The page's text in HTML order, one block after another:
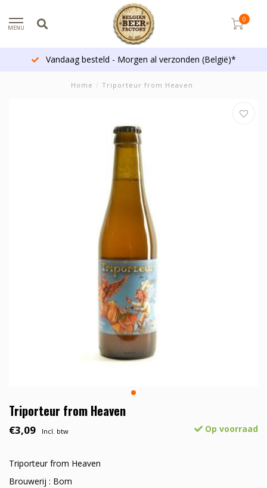
MENU
0
Vandaag besteld - Morgen al verzonden (België)*
Home / Triporteur from Heaven
Triporteur from Heaven
€3,09 Incl. btw Op voorraad
Triporteur from Heaven
Brouwerij : Bom